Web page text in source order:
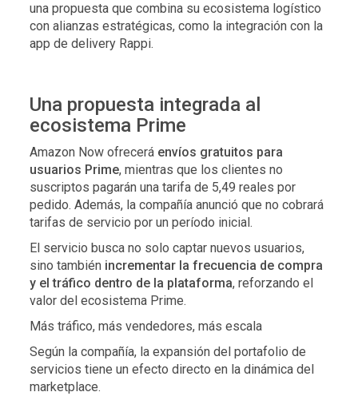
una propuesta que combina su ecosistema logístico
con alianzas estratégicas, como la integración con la
app de delivery Rappi.
Una propuesta integrada al
ecosistema Prime
Amazon Now ofrecerá envíos gratuitos para
usuarios Prime, mientras que los clientes no
suscriptos pagarán una tarifa de 5,49 reales por
pedido. Además, la compañía anunció que no cobrará
tarifas de servicio por un período inicial.
El servicio busca no solo captar nuevos usuarios,
sino también incrementar la frecuencia de compra
y el tráfico dentro de la plataforma, reforzando el
valor del ecosistema Prime.
Más tráfico, más vendedores, más escala
Según la compañía, la expansión del portafolio de
servicios tiene un efecto directo en la dinámica del
marketplace.